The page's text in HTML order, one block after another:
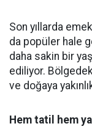
Son yıllarda
da popüler hale
daha sakin bir
ediliyor.
ve doğaya
Hem tatil hem